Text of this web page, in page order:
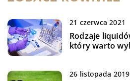
21 czerwca 2021
Rodzaje
który warto
26 listopada 2019